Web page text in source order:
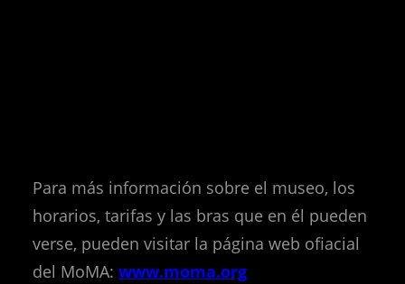
Para más información sobre el museo, los
horarios, tarifas y las bras que en él pueden
verse, pueden visitar la página web ofiacial
del MoMA: www.moma.org